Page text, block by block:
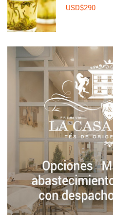
USD$290